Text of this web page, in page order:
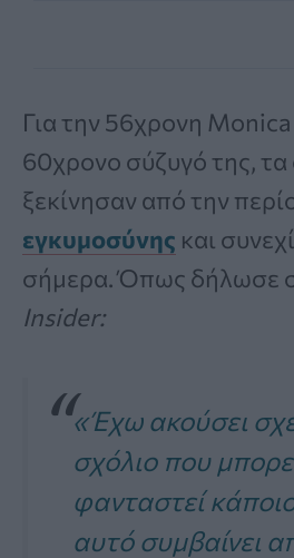
Για την 56χρονη
60χρονο σύζυγό της, τα
ξεκίνησαν από την
εγκυμοσύνης και
σήμερα. Όπως δήλωσε
Insider:
«Έχω ακούσει
σχόλιο που
φανταστεί
αυτό συμβαίνει